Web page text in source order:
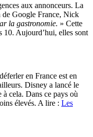
aux annonceurs. La
de Google France, Nick
la gastronomie. » Cette
10. Aujourd’hui, elles sont
en France est en
Disney a lancé le
cela. Dans ce pays où
élevés. A lire : Les